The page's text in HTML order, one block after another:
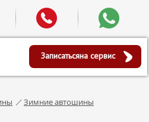
Записатьсяна сервис
Зимние автошины